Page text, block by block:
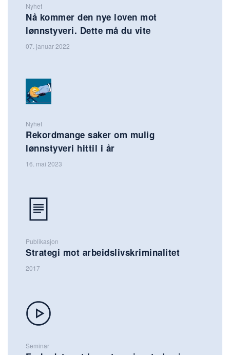
Nyhet
Nå kommer den nye loven mot
lønnstyveri. Dette må du vite
07. januar 2022
Nyhet
Rekordmange saker om mulig
lønnstyveri hittil i år
16. mai 2023
Publikasjon
Strategi mot arbeidslivskriminalitet
2017
Seminar